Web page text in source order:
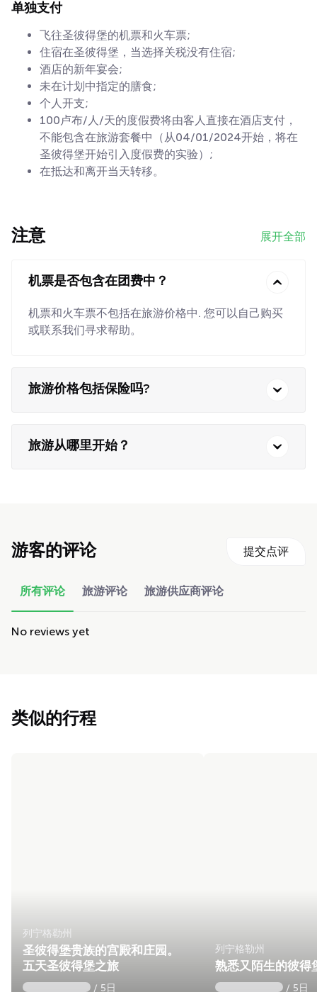
单独支付
飞往圣彼得堡的机票和火车票;
住宿在圣彼得堡，当选择关税没有住宿;
酒店的新年宴会;
未在计划中指定的膳食;
个人开支;
100卢布/人/天的度假费将由客人直接在酒店支付，
不能包含在旅游套餐中（从04/01/2024开始，将在
圣彼得堡开始引入度假费的实验）;
在抵达和离开当天转移。
注意 展开全部
机票是否包含在团费中？
机票和火车票不包括在旅游价格中. 您可以自己购买
或联系我们寻求帮助。
旅游价格包括保险吗?
旅游从哪里开始？
游客的评论 提交点评
所有评论 旅游评论 旅游供应商评论
No reviews yet
类似的行程
列宁格勒州
圣彼得堡贵族的宫殿和庄园。
五天圣彼得堡之旅
/ 5日
列宁格勒州
熟悉又陌生的彼得
/ 5日